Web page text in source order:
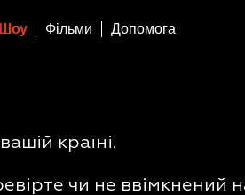
Шоу Фільми Допомога